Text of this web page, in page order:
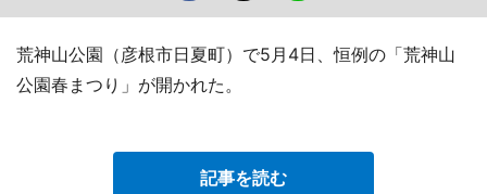
荒神山公園（彦根市日夏町）で5月4日、恒例の「荒神山
公園春まつり」が開かれた。
記事を読む